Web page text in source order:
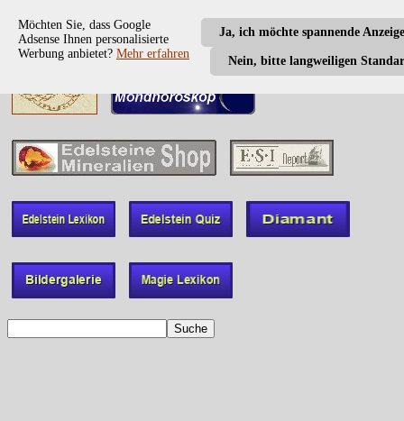
Ja, ich möchte spannende
Nein, bitte langweiligen
Möchten Sie, dass Google
Adsense Ihnen personalisierte
Werbung anbietet? Mehr erfahren